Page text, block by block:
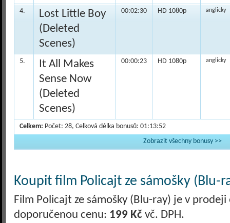
4.
Lost Little Boy
(Deleted
Scenes)
00:02:30 HD 1080p anglicky
5.
It All Makes
Sense Now
(Deleted
Scenes)
00:00:23 HD 1080p anglicky
Celkem: Počet: 28, Celková délka bonusů: 01:13:52
Zobrazit všechny bonusy >>
Koupit film Policajt ze sámošky (Blu-
Film Policajt ze sámošky (Blu-ray) je v
doporučenou cenu: 199 Kč vč. DPH.